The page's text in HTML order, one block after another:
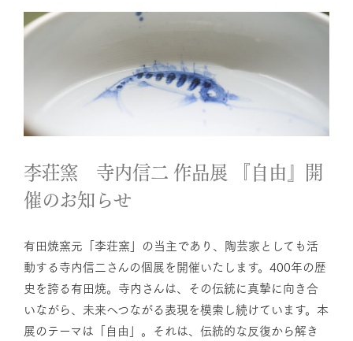
李荘窯 寺内信二 作品展 『自
由』開催のお知らせ
News
李荘窯 寺内信二 作品展 『自由』開
催のお知らせ
有田焼窯元「李荘窯」の当主であり、陶芸家としても活
動する寺内信二さんの個展を開催いたします。400年の歴
史を誇る有田焼。寺内さんは、その伝統に真摯に向き合
いながら、未来へつながる表現を模索し続けています。本
展のテーマは「自由」。それは、伝統的な反復から解き